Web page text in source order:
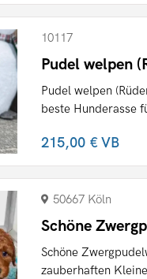
10117
Pudel welpen
Pudel welpen
beste Hunderasse
215,00 €VB
50667 Köln
Schöne
Schöne
zauberhaften